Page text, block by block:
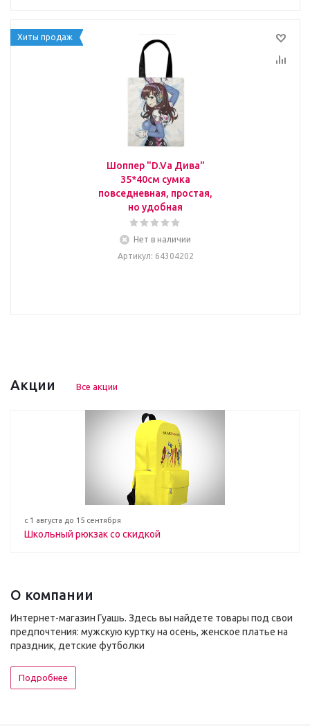
Хиты продаж
Шоппер "D.Va Дива"
35*40см сумка
повседневная, простая,
но удобная
Нет в наличии
Артикул: 64304202
Акции Все акции
с 1 августа до 15 сентября
Школьный рюкзак со скидкой
О компании
Интернет-магазин Гуашь. Здесь вы найдете товары под свои
предпочтения: мужскую куртку на осень, женское платье на
праздник, детские футболки
Подробнее